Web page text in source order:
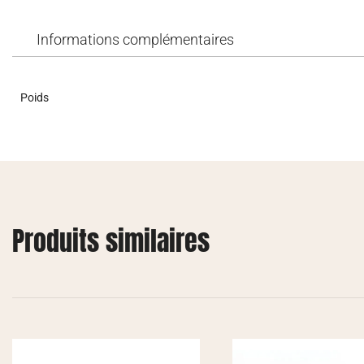
Informations complémentaires
Poids
Produits similaires